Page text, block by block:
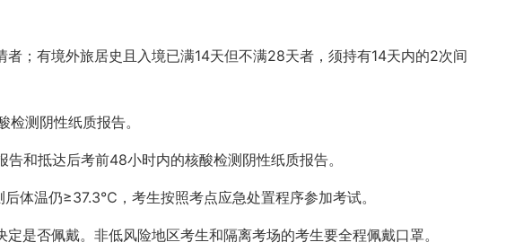
；有境外旅居史且入境已满14天但不满28天者，须持有14天内的2次间
测阴性纸质报告。
和抵达后考前48小时内的核酸检测阴性纸质报告。
体温仍≥37.3℃，考生按照考点应急处置程序参加考试。
是否佩戴。非低风险地区考生和隔离考场的考生要全程佩戴口罩。